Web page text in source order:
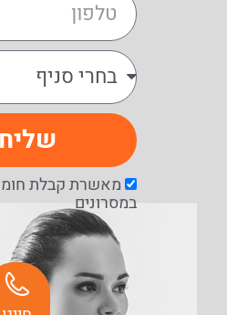
מאשרת קבלת
במסרונים